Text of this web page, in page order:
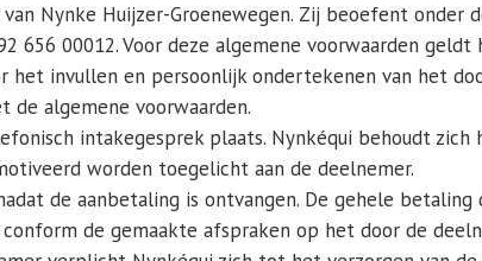
Nynke Huijzer-Groenewegen. Zij beoefent onder
656 00012. Voor deze algemene voorwaarden geldt
het invullen en persoonlijk ondertekenen van het
de algemene voorwaarden.
intakegesprek plaats. Nynkéqui behoudt
worden toegelicht aan de deelnemer.
de aanbetaling is ontvangen. De gehele
de gemaakte afspraken op het door de